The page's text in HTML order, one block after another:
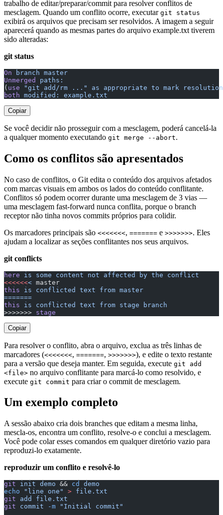
trabalho de editar/preparar/commit para resolver conflitos de
mesclagem. Quando um conflito ocorre, executar git status
exibirá os arquivos que precisam ser resolvidos. A imagem a seguir
aparecerá quando as mesmas partes do arquivo example.txt tiverem
sido alteradas:
git status
On branch master
Unmerged
paths:
( use "git add/rm ..." as appropriate to mark resolution
both modified: example.txt
Copiar
Se você decidir não prosseguir com a mesclagem, poderá cancelá-la
a qualquer momento executando git merge --abort.
Como os conflitos são apresentados
No caso de conflitos, o Git edita o conteúdo dos arquivos afetados
com marcas visuais em ambos os lados do conteúdo conflitante.
Conflitos só podem ocorrer durante uma mesclagem de 3 vias —
uma mesclagem fast-forward nunca conflita, porque o branch
receptor não tinha novos commits próprios para colidir.
Os marcadores principais são <<<<<<<, ======= e >>>>>>>. Eles
ajudam a localizar as seções conflitantes nos seus arquivos.
git conflicts
here is some content not affected by the conflict
<<<<<<< master
this is conflicted text from master
=======
this is conflicted text from stage branch
>>>>>>> stage
Copiar
Para resolver o conflito, abra o arquivo, exclua as três linhas de
marcadores (<<<<<<<, =======, >>>>>>>), e edite o texto restante
para a versão que deseja manter. Em seguida, execute git add
<file> no arquivo conflitante para marcá-lo como resolvido, e
execute git commit para criar o commit de mesclagem.
Um exemplo completo
A sessão abaixo cria dois branches que editam a mesma linha,
mescla-os, encontra um conflito, resolve-o e conclui a mesclagem.
Você pode colar esses comandos em qualquer diretório vazio para
reproduzi-lo exatamente.
reproduzir um conflito e resolvê-lo
git init demo && cd
demo
echo "line one" > file.txt
git add
file.txt
git commit -m "Initial commit"